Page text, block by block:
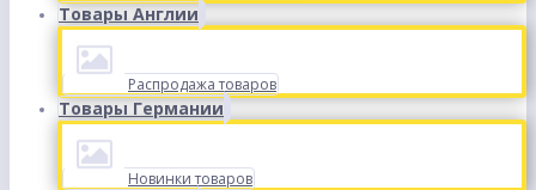
Товары Англии
Распродажа товаров
Товары Германии
Новинки товаров